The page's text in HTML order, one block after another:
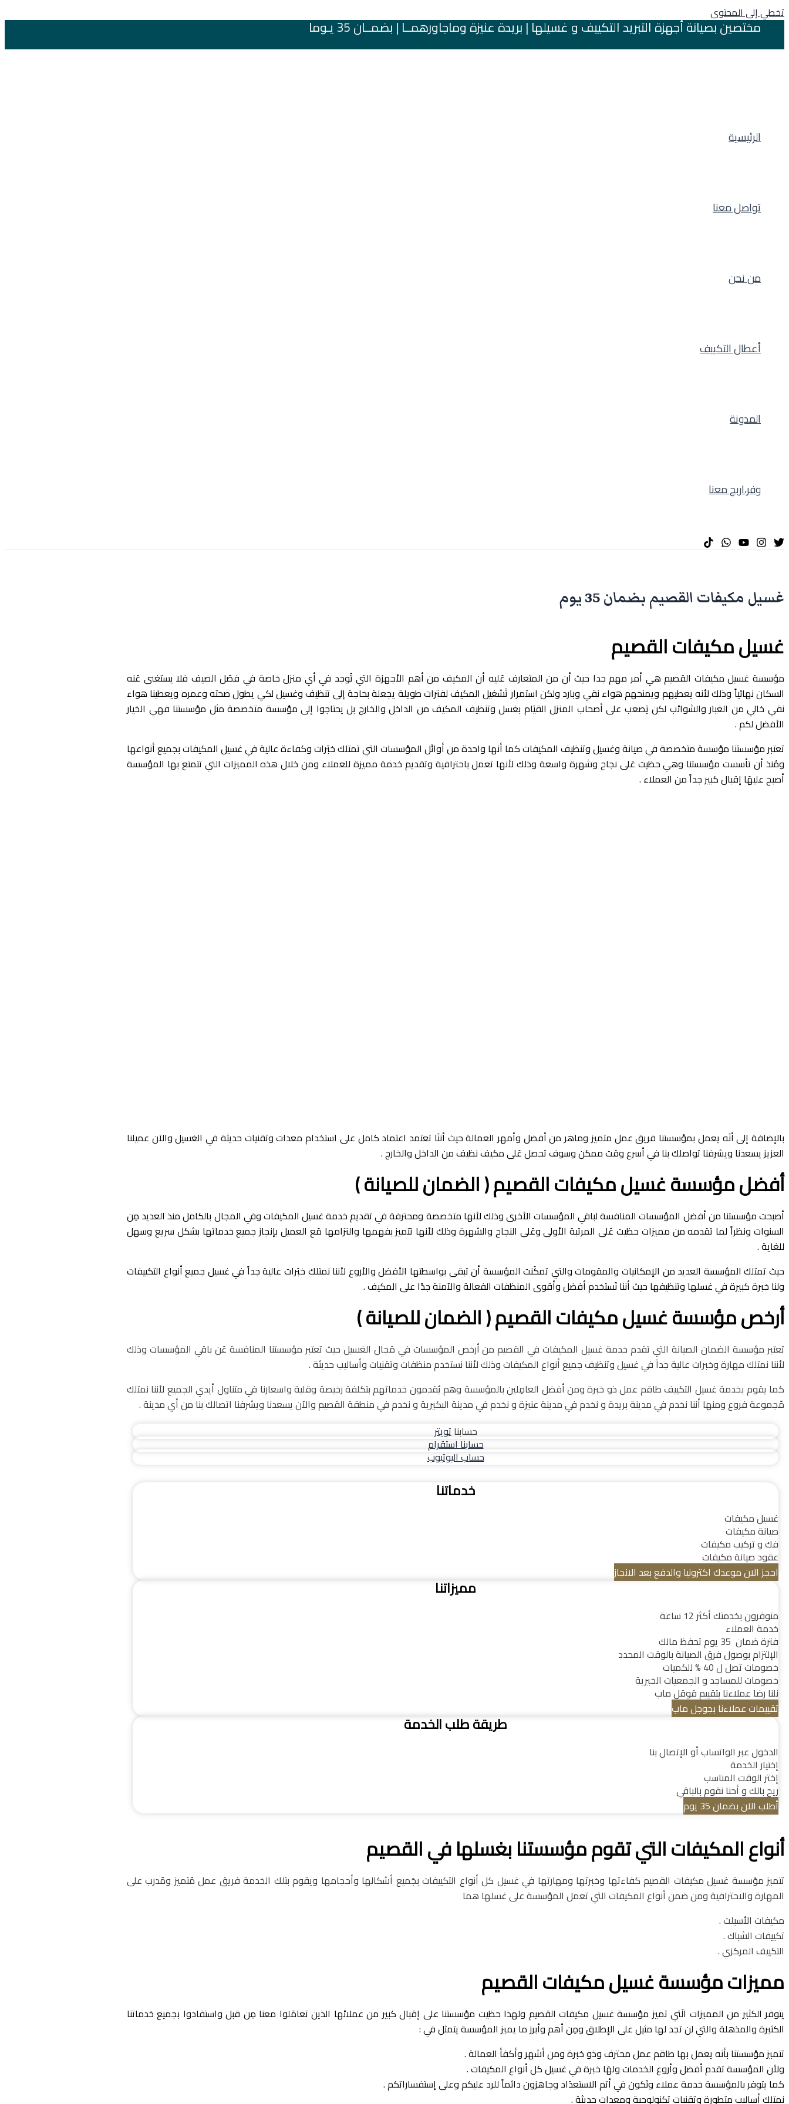
تخطي إلى المحتوى
مختصين بصيانة أجهزة التبريد التكييف و غسيلها | بريدة عنيزة وماجاورهمــا | بضمــان 35 يـوما
الرئيسية
تواصل معنا
من نحن
أعطال التكييف
المدونة
وفر،اربح معنا
غسيل مكيفات القصيم بضمان 35 يوم
غسيل مكيفات القصيم
مؤسسة غسيل مكيفات القصيم هي أمر مهم جدا حيث أن من المتعارف عَليه أن المكيف من أهم الأجهزة التي تُوجد في أي منزل خاصة في فصَل الصيف فلا يستغنى عَنه
السكان نهائياً وذلك لأنه يعطيهم ويمنحهم هواء نقي وبارد ولكن استمرار تَشغيل المكيف لفترات طويلة يجعلة بحاجة إلى تنظيف وغسيل لكي يطول صحته وعمره ويعطينا هواء
نقي خالي من الغبار والشوائب لكن يَصعب على أصحاب المنزل القيَام بغسل وتنظيف المكيف من الداخل والخارج بل يحتاجوا إلى مؤسسة متخصصة مثل مؤسستنا فهي الخيار
الأفضل لكم .
تعتبر مؤسستنا مؤسسة متخصصة في صيانة وغسيل وتنظيف المكيفات كما أنها واحدة من أوائَل المؤسسات التي تمتلك خبَرات وكفاءة عالية في غسيل المكيفات بجميع أنواعها
ومُنذ أن تأسست مؤسستنا وهي حظيت عَلى نجاح وشهرة واسعة وذلك لأنها تعمل باحترافية وتقديم خدمة مميزة للعملاء ومن خلال هذه المميزات التي تتمتع بها المؤسسة
أصبح عليهَا إقبال كبير جداً من العملاء .
بالإضافة إلى أنَه يعمل بمؤسستنا فريق عمل متميز وماهر من أفضل وأمهر العمالة حيث أننَا تعتمد اعتماد كامل على استخدام معدات وتقنيات حديثة في الغسيل والآن عميلنا
العزيز يسعدنا ويشرفنا تواصلك بنا في أسرع وقت ممكن وسوف تحصل عَلى مكيف نظيف من الداخل والخارج .
أفضل مؤسسة غسيل مكيفات القصيم ( الضمان للصيانة )
أصبحت مؤسستنا من أفضل المؤسسات المنافسة لباقي المؤسسات الأخرى وذلك لأنها متخصصة ومحترفة في تقديم خدمة غسيل المكيفات وفي المجال بالكامل منذ العديد مِن
السنوات ونظراً لما تقدمه من مميزات حظيت عَلى المرتبة الأولى وعَلى النجاح والشهرة وذلك لأنها تتميز بفهمها والتزامها مَع العميل بإنجاز جميع خدماتها بشكل سريع وسهل
للغاية .
حيث تمتلك المؤسسة العديد من الإمكانيات والمقومات والتي تمكَنت المؤسسة أن تبقى بواسطتها الأفضل والأروع لأننا نمتلك خبَرات عالية جداً في غسيل جميع أنواع التكييفات
ولنا خبرة كبيرة في غسلها وتنظيفها حيث أننا نَستخدم أفضل وأقوى المنظفات الفعالة والآمنة جدًا على المكيف .
أرخص مؤسسة غسيل مكيفات القصيم ( الضمان للصيانة )
تعتبر مؤسسة الضمان الصيانة التي تقدم خدمة غسيل المكيفات في القصيم من أرخص المؤسسات في مَجال الغسيل حيث تعتبر مؤسستنا المنافسة عَن باقي المؤسسات وذلك
لأننا نمتلك مهارة وخبرات عالية جداَ في غسيل وتنظيف جميع أنواع المكيفات وذلك لأننا نستخدم منظفات وتقنيات وأساليب حديثة .
كما يقوم بخدمة غسيل التكييف طاقم عمل ذو خبرة ومن أفضل العامِلين بالمؤسسة وهم يُقدمون خدماتهم بتكلفة رخيصة وقلية واسعارنا في متناول أيدي الجميع لأننا نمتلك
مََجموعة فروع ومنها أننا نخدم في مدينة بريدة و نخدم في مدينة عنيزة و نخدم في مدينة البكيرية و نخدم في منطقة القصيم والآن يسعدنا ويشرفنا اتصالك بنا من أي مدينة .
حسابناتويتر
حسابنا استقرام
حساب اليوتيوب
خدماتنا
غسيل مكيفات
صيانة مكيفات
فك و تركيب مكيفات
عقود صيانة مكيفات
احجز الان موعدك اكترونيا والدفع بعد الانجاز
مميزاتنا
متوفرون بخدمتك أكثر 12 ساعة
خدمة العملاء
فترة ضمان 35 يوم تحفظ مالك
الإلتزام بوصول فرق الصيانة بالوقت المحدد
خصومات تصل ل 40 % للكميات
خصومات للمساجد و الجمعيات الخيرية
نلنا رضا عملاءنا بتقييم قوقل ماب
تقييمات عملاءنا بجوجل ماب
طريقة طلب الخدمة
الدخول عبر الواتساب أو الإتصال بنا
إختيار الخدمة
إختر الوقت المناسب
ريح بالك و أحنا نقوم بالباقي
أطلب الآن بضمان 35 يوم
أنواع المكيفات التي تقوم مؤسستنا بغسلها في القصيم
تتميز مؤسسة غسيل مكيفات القصيم كفاءتها وخبرتها ومهارتها في غسيل كل أنواع التكييفات بجَميع أشكالها وأحجامها ويقوم بتلك الخدمة فريق عمل مُتميز ومُدرب على
المهارة والاحترافية ومن ضمن أنواع المكيفات التي تعمل المؤسسة على غسلها هما
مكيفات الأسبلت .
تكييفات الشباك .
التكييف المركزي .
مميزات مؤسسة غسيل مكيفات القصيم
يتوفر الكثير من المميزات الَتي تميز مؤسسة غسيل مكيفات القصيم ولهذا حظيت مؤسستنا على إقبال كبير من عملائها الذين تعامَلوا معنا مِن قبل واستفادوا بجميع خدماتنا
الكثيرة والمذهلة والتي لن تجد لها مثيل على الإطلاق ومِن أهم وأبرز ما يميز المؤسسة يتمثل في :
تتميز مؤسستنا بأنه يعمل بها طاقم عمل محترف وذو خبرة ومن أشهر وأكفأ العمالة .
ولأن المؤسسة تقدم أفضل وأروع الخدمات ولهَا خبرة في غسيل كل أنواع المكيفات .
كما يتوفر بالمؤسسة خدمة عملاء ونَكون في أتم الاستعدَاد وجاهزون دائماً للرد عليكم وعلى إستفساراتكم .
نمتلك أساليب متطورة وتقنيات تكنولوجية ومعدات حديثة .